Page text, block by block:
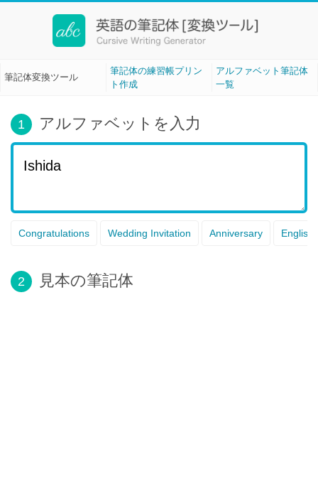
筆記体変換ツール[Cursive Writing]
筆記体変換ツール
筆記体の練習帳プリン
ト作成
アルファベット筆記体
一覧
1 アルファベットを入力
Congratulations Wedding Invitation Anniversary English
2 見本の筆記体